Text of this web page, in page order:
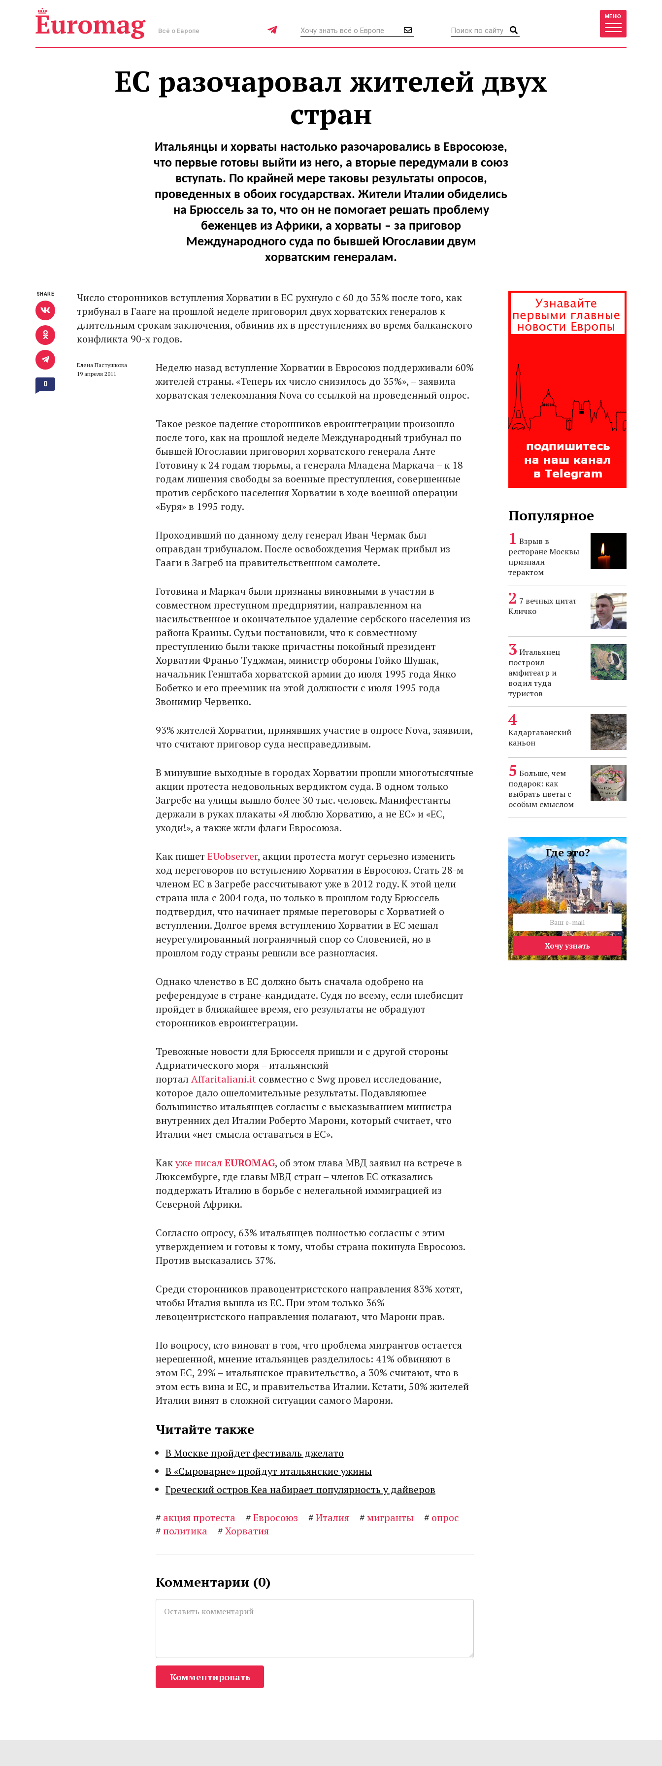
Всё о Европе
МЕНЮ
ЕС разочаровал жителей двух
стран
Итальянцы и хорваты настолько разочаровались в Евросоюзе,
что первые готовы выйти из него, а вторые передумали в союз
вступать. По крайней мере таковы результаты опросов,
проведенных в обоих государствах. Жители Италии обиделись
на Брюссель за то, что он не помогает решать проблему
беженцев из Африки, а хорваты – за приговор
Международного суда по бывшей Югославии двум
хорватским генералам.
Число сторонников вступления Хорватии в ЕС рухнуло с 60 до 35% после того, как
трибунал в Гааге на прошлой неделе приговорил двух хорватских генералов к
длительным срокам заключения, обвинив их в преступлениях во время балканского
конфликта 90-х годов.
Елена Пастушкова
19 апреля 2011
Неделю назад вступление Хорватии в Евросоюз поддерживали 60%
жителей страны. «Теперь их число снизилось до 35%», – заявила
хорватская телекомпания Nova со ссылкой на проведенный опрос.
Такое резкое падение сторонников евроинтеграции произошло
после того, как на прошлой неделе Международный трибунал по
бывшей Югославии приговорил хорватского генерала Анте
Готовину к 24 годам тюрьмы, а генерала Младена Маркача – к 18
годам лишения свободы за военные преступления, совершенные
против сербского населения Хорватии в ходе военной операции
«Буря» в 1995 году.
Проходивший по данному делу генерал Иван Чермак был
оправдан трибуналом. После освобождения Чермак прибыл из
Гааги в Загреб на правительственном самолете.
Готовина и Маркач были признаны виновными в участии в
совместном преступном предприятии, направленном на
насильственное и окончательное удаление сербского населения из
района Краины. Судьи постановили, что к совместному
преступлению были также причастны покойный президент
Хорватии Франьо Туджман, министр обороны Гойко Шушак,
начальник Генштаба хорватской армии до июля 1995 года Янко
Бобетко и его преемник на этой должности с июля 1995 года
Звонимир Червенко.
93% жителей Хорватии, принявших участие в опросе Nova, заявили,
что считают приговор суда несправедливым.
В минувшие выходные в городах Хорватии прошли многотысячные
акции протеста недовольных вердиктом суда. В одном только
Загребе на улицы вышло более 30 тыс. человек. Манифестанты
держали в руках плакаты «Я люблю Хорватию, а не ЕС» и «ЕС,
уходи!», а также жгли флаги Евросоюза.
Как пишет EUobserver, акции протеста могут серьезно изменить
ход переговоров по вступлению Хорватии в Евросоюз. Стать 28-м
членом ЕС в Загребе рассчитывают уже в 2012 году. К этой цели
страна шла с 2004 года, но только в прошлом году Брюссель
подтвердил, что начинает прямые переговоры с Хорватией о
вступлении. Долгое время вступлению Хорватии в ЕС мешал
неурегулированный пограничный спор со Словенией, но в
прошлом году страны решили все разногласия.
Однако членство в ЕС должно быть сначала одобрено на
референдуме в стране-кандидате. Судя по всему, если плебисцит
пройдет в ближайшее время, его результаты не обрадуют
сторонников евроинтеграции.
Тревожные новости для Брюсселя пришли и с другой стороны
Адриатического моря – итальянский
порталAffaritaliani.it совместно с Swg провел исследование,
которое дало ошеломительные результаты. Подавляющее
большинство итальянцев согласны с высказыванием министра
внутренних дел Италии Роберто Марони, который считает, что
Италии «нет смысла оставаться в ЕС».
Какуже писалEUROMAG, об этом глава МВД заявил на встрече в
Люксембурге, где главы МВД стран – членов ЕС отказались
поддержать Италию в борьбе с нелегальной иммиграцией из
Северной Африки.
Согласно опросу, 63% итальянцев полностью согласны с этим
утверждением и готовы к тому, чтобы страна покинула Евросоюз.
Против высказались 37%.
Среди сторонников правоцентристского направления 83% хотят,
чтобы Италия вышла из ЕС. При этом только 36%
левоцентристского направления полагают, что Марони прав.
По вопросу, кто виноват в том, что проблема мигрантов остается
нерешенной, мнение итальянцев разделилось: 41% обвиняют в
этом ЕС, 29% – итальянское правительство, а 30% считают, что в
этом есть вина и ЕС, и правительства Италии. Кстати, 50% жителей
Италии винят в сложной ситуации самого Марони.
Читайте также
В Москве пройдет фестиваль джелато
В «Сыроварне» пройдут итальянские ужины
Греческий остров Кеа набирает популярность у дайверов
# акция протеста #Евросоюз #Италия #мигранты # опрос
#политика #Хорватия
SHARE
0
Комментарии (0)
Комментировать
Популярное
Взрыв в
ресторане Москвы
признали
терактом
7 вечных цитат
Кличко
Итальянец
построил
амфитеатр и
водил туда
туристов
Кадаргаванский
каньон
Больше, чем
подарок: как
выбрать цветы с
особым смыслом
Где это?
Хочу узнать